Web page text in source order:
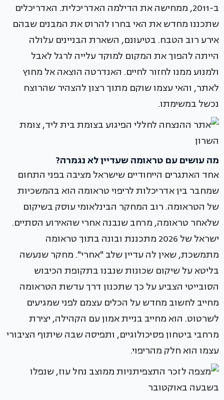
ב-2011, ממחישה את הדילמה האדריכלית. האדריכלים
שתכננו מחדש את האי בחרו להרוס את המבנים שבהם
אירע רוב הטבח. בטיעונם, השארת הבניינים עלולה
הייתה להפוך את המקום למוקד עלייה לרגל לאבל
ולמנוע ממנו לחזור לחיים. האנדרטה הוצאה אל מחוץ
לאתר, והאי עצמו שוקם מתוך רצון להצהיר שהרוצח
נכשל במשימתו.
מה עושים עם טראומה שעדיין לא נגמרה?
אחד האתגרים הייחודיים שישראל מציבה בפני התחום
שמחבר בין אדריכלות לריפוי טראומה הוא בהמשכיות
של הטראומה. רוב המחקר הבינלאומי עוסק בשיקום
שלאחר טראומה, מרחב שנבנה אחרי שהאירוע הסתיים.
ישראל של 2026 מתכננת ובונה בתוך טראומה
מתמשכת, שאין לה עדיין שלב "אחרי". מחקר שנעשה
בליטא על שיקום שכונות שנבנו בתקופת הכיבוש
הסובייטי הצביע על כך שתכנון דרך עדשת הטראומה
מחייב לחשוב מחדש על הכלים עצמם לפני שמגיעים
לשרטוט. הוא מחייב בניית אמון עם הקהילה, יצירת
מרחבי ביטחון פסיכולוגיים, ותפיסה שבה שיתוף הציבורי
עצמו הוא חלק מהריפוי.